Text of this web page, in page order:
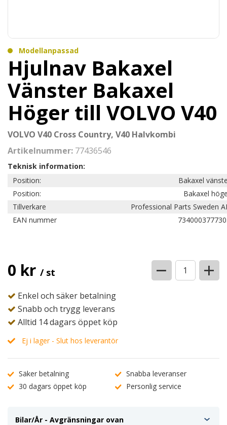
Modellanpassad
Hjulnav Bakaxel
Vänster Bakaxel
Höger till VOLVO V40
VOLVO V40 Cross Country, V40 Halvkombi
Artikelnummer: 77436546
Teknisk information:
Position:
Bakaxel
Position:
Bakaxel
Tillverkare
Professional Parts Sweden
EAN nummer
0 kr / st − +
Enkel och säker betalning
Snabb och trygg leverans
Alltid 14 dagars öppet köp
Ej i lager - Slut hos leverantör
Säker betalning
Snabba leveranser
30 dagars öppet köp
Personlig service
Bilar/År - Avgränsningar ovan